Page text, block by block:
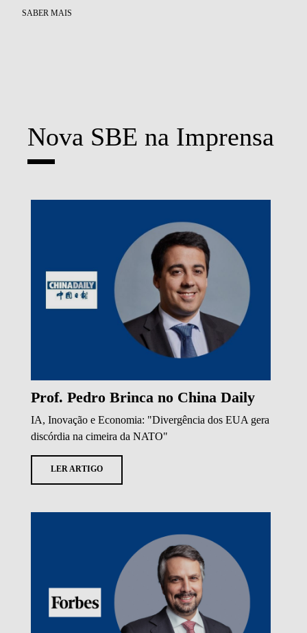
SABER MAIS
Nova SBE na Imprensa
Prof. Pedro Brinca no China Daily
IA, Inovação e Economia: "Divergência dos EUA gera
discórdia na cimeira da NATO"
LER ARTIGO